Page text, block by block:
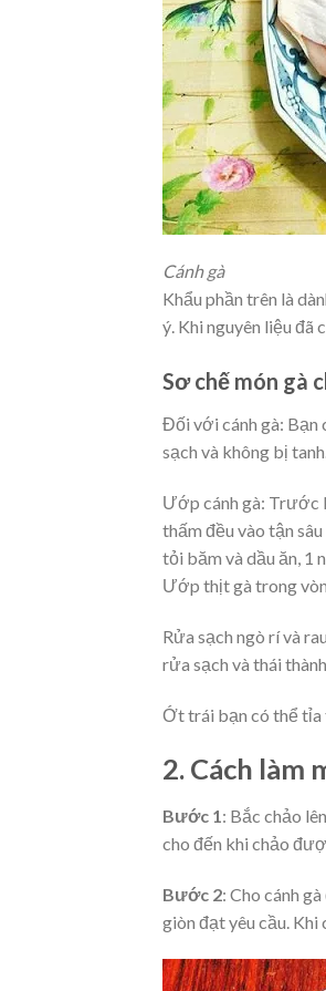
Cánh gà
Khẩu phần trên là
ý. Khi nguyên liệu đã
Sơ chế món gà
Đối với cánh gà: Bạn
sạch và không bị
Ướp cánh gà: Trước
thấm đều vào tận
tỏi băm và dầu ăn, 1
Ướp thịt gà trong
Rửa sạch ngò rí và
rửa sạch và thái
Ớt trái bạn có thể tỉa
2. Cách làm
Bước 1: Bắc chảo
cho đến khi chảo
Bước 2: Cho cánh
giòn đạt yêu cầu. Khi